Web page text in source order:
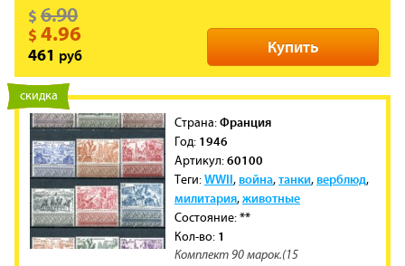
Купить
$ 6.90
$ 4.96
461 руб
новинка
скидка
Cтрана:Франция
Год: 1946
Артикул:60100
Теги:WWII,война,танки,верблюд,
милитария,животные
Состояние:**
Кол-во: 1
Комплект 90 марок.(15